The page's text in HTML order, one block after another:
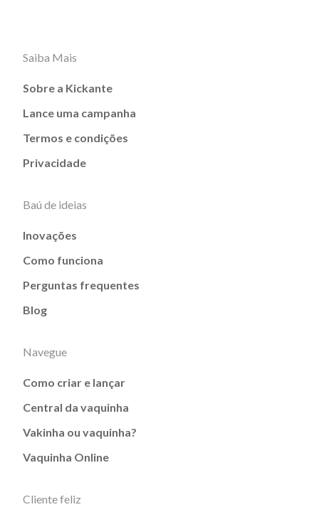
Saiba Mais
Sobre a Kickante
Lance uma campanha
Termos e condições
Privacidade
Baú de ideias
Inovações
Como funciona
Perguntas frequentes
Blog
Navegue
Como criar e lançar
Central da vaquinha
Vakinha ou vaquinha?
Vaquinha Online
Cliente feliz